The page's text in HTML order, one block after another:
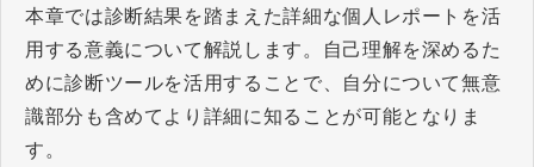
本章では診断結果を踏まえた詳細な個人レポートを活
用する意義について解説します。自己理解を深めるた
めに診断ツールを活用することで、自分について無意
識部分も含めてより詳細に知ることが可能となりま
す。